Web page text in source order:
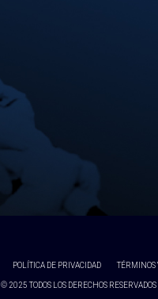
POLÍTICA DE PRIVACIDAD
© 2025 TODOS LOS DERECHOS